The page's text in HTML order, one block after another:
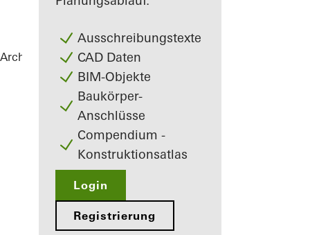
Ausschreibungstexte
CAD Daten
BIM-Objekte
Baukörper-
Anschlüsse
Compendium -
Konstruktionsatlas
Login
Registrierung
Architekten ReferenzenPrivate Home